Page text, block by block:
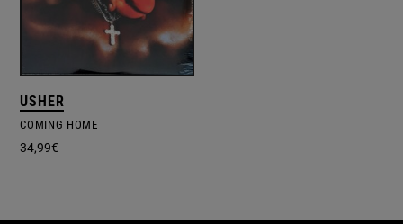
USHER
COMING HOME
34,99€